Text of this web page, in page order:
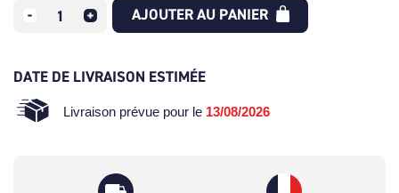
AJOUTER AU PANIER
DATE DE LIVRAISON ESTIMÉE
Livraison prévue pour le 13/08/2026